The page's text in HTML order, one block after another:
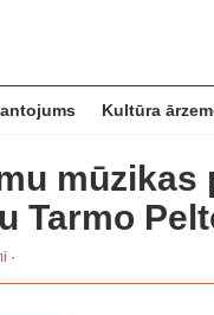
Kultūra
mūzikas
Tarmo
·